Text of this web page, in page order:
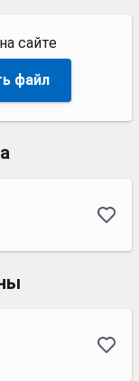
сайте
файл